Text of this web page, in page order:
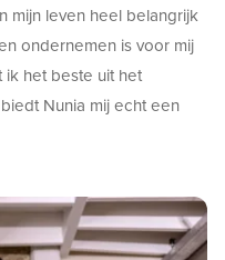
mijn leven heel belangrijk
ondernemen is voor mij
het beste uit het
Nunia mij echt een